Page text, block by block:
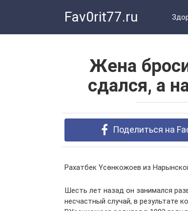
Fav0rit77.ru
Жена
сдался, а
Поделиться на
Рахатбек Үсөнкожоев из
Шесть лет назад он занимался
несчастный случай, в результате